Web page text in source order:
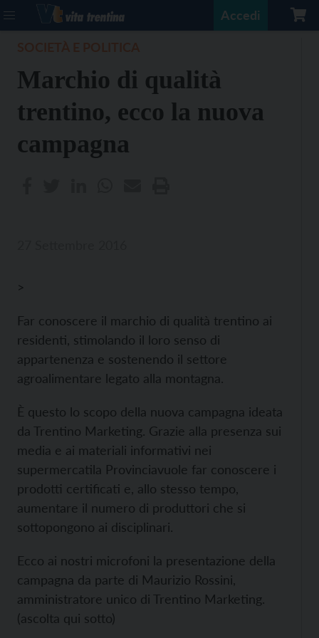
Accedi
Marchio di qualità
trentino, ecco la nuova
campagna
>
Far conoscere il marchio di qualità trentino ai
residenti, stimolando il loro senso di
appartenenza e sostenendo il settore
agroalimentare legato alla montagna.
È questo lo scopo della nuova campagna ideata
da Trentino Marketing. Grazie alla presenza sui
media e ai materiali informativi nei
supermercatila Provinciavuole far conoscere i
prodotti certificati e, allo stesso tempo,
aumentare il numero di produttori che si
sottopongono ai disciplinari.
Ecco ai nostri microfoni la presentazione della
campagna da parte di Maurizio Rossini,
amministratore unico di Trentino Marketing.
(ascolta qui sotto)